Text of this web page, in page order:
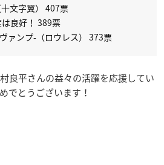
文字翼） 407票
良好！ 389票
ァンプ-（ロウレス） 373票
良平さんの益々の活躍を応援してい
でとうございます！